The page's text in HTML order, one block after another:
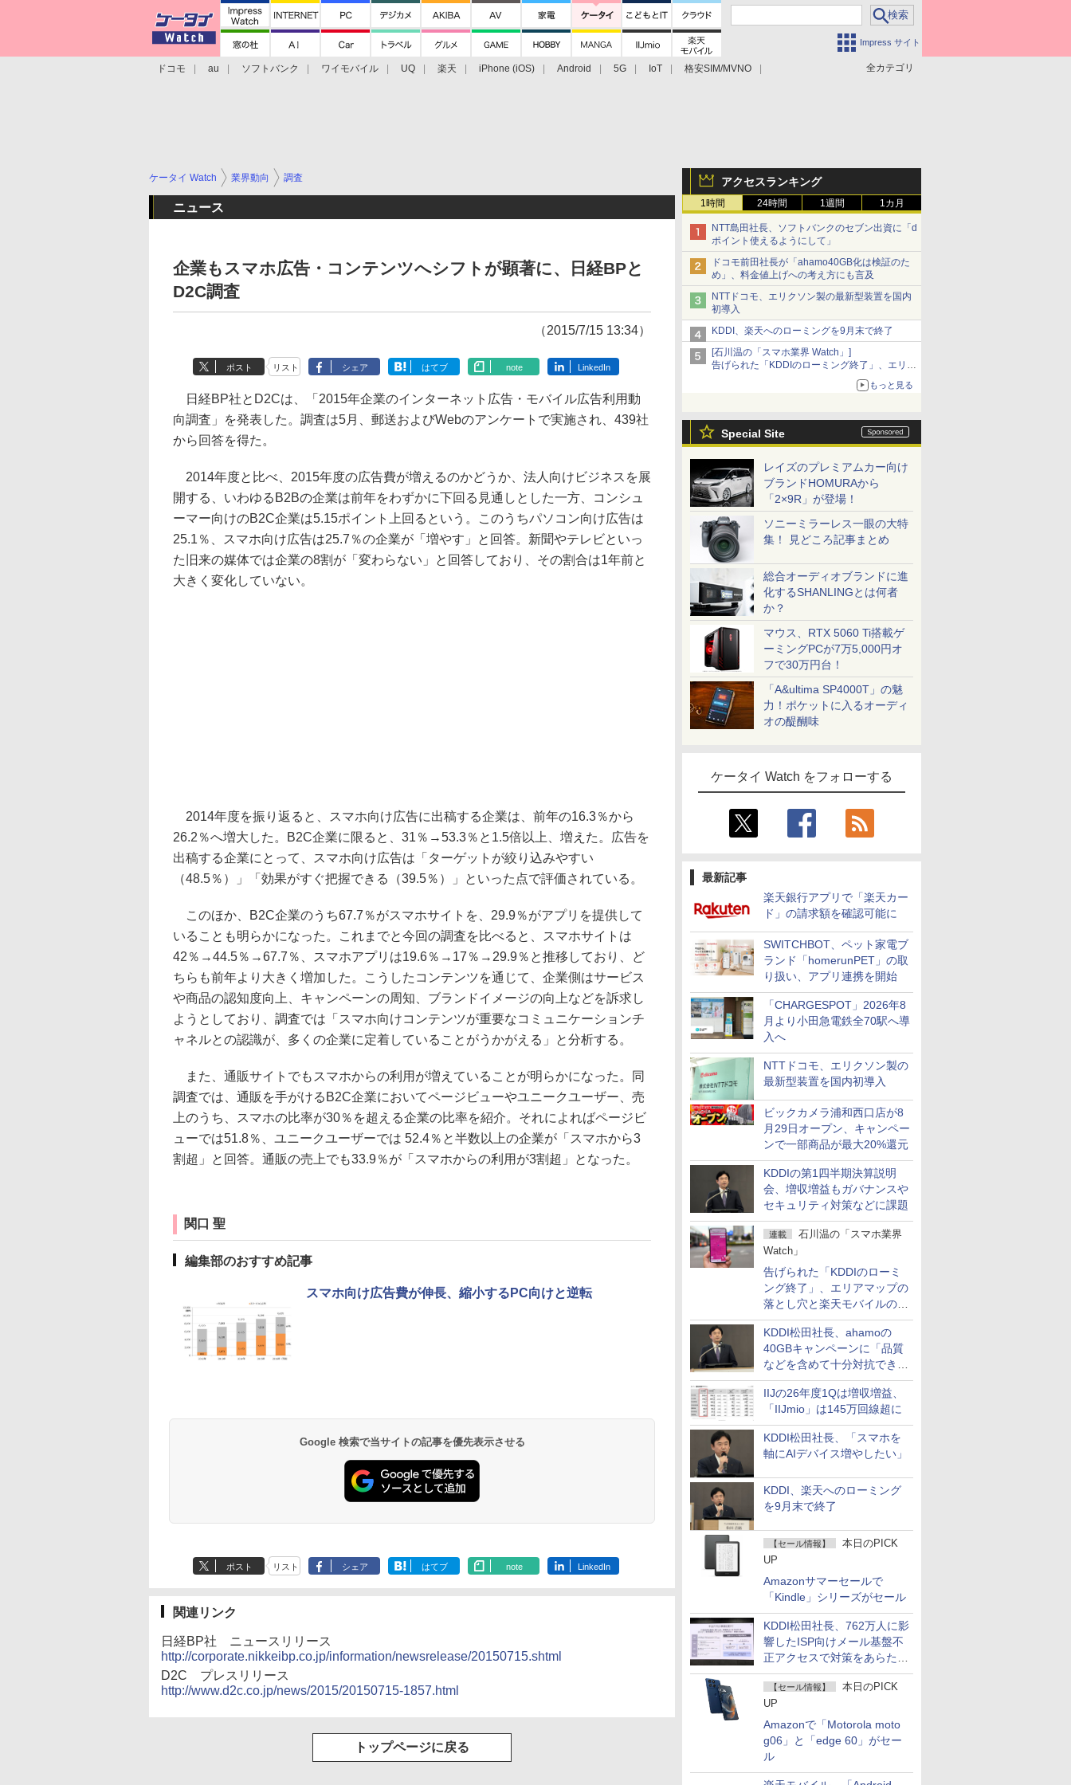
Impress サイト
全カテゴリ
ドコモ au ソフトバンク ワイモバイル UQ 楽天 iPhone (iOS) Android 5G IoT
格安SIM/MVNO
アクセスランキング
1時間 24時間 1週間 1カ月
NTT島田社長、ソフトバンクのセブン出資に「d
ポイント使えるようにして」
ドコモ前田社長が「ahamo40GB化は検証のた
め」、料金値上げへの考え方にも言及
NTTドコモ、エリクソン製の最新型装置を国内
初導入
KDDI、楽天へのローミングを9月末で終了
[石川温の「スマホ業界 Watch」]
告げられた「KDDIのローミング終了」、エリア
マップの落とし穴と楽天モバイルの課題
もっと見る
Special Site
レイズのプレミアムカー向け
ブランドHOMURAから
「2×9R」が登場！
ソニーミラーレス一眼の大特
集！ 見どころ記事まとめ
総合オーディオブランドに進
化するSHANLINGとは何者
か？
マウス、RTX 5060 Ti搭載ゲ
ーミングPCが7万5,000円オ
フで30万円台！
「A&ultima SP4000T」の魅
力！ポケットに入るオーディ
オの醍醐味
ケータイ Watch をフォローする
最新記事
楽天銀行アプリで「楽天カー
ド」の請求額を確認可能に
SWITCHBOT、ペット家電ブ
ランド「homerunPET」の取
り扱い、アプリ連携を開始
「CHARGESPOT」2026年8
月より小田急電鉄全70駅へ導
入へ
NTTドコモ、エリクソン製の
最新型装置を国内初導入
ビックカメラ浦和西口店が8
月29日オープン、キャンペー
ンで一部商品が最大20%還元
KDDIの第1四半期決算説明
会、増収増益もガバナンスや
セキュリティ対策などに課題
連載
石川温の「スマホ業界
Watch」
告げられた「KDDIのローミ
ング終了」、エリアマップの
落とし穴と楽天モバイルの課
題
KDDI松田社長、ahamoの
40GBキャンペーンに「品質
などを含めて十分対抗でき
る」
IIJの26年度1Qは増収増益、
「IIJmio」は145万回線超に
KDDI松田社長、「スマホを
軸にAIデバイス増やしたい」
KDDI、楽天へのローミング
を9月末で終了
【セール情報】
本日のPICK
UP
Amazonサマーセールで
「Kindle」シリーズがセール
KDDI松田社長、762万人に影
響したISP向けメール基盤不
正アクセスで対策をあらため
て説明
【セール情報】
本日のPICK
UP
Amazonで「Motorola moto
g06」と「edge 60」がセー
ル
ケータイ Watch 業界動向 調査
ニュース
企業もスマホ広告・コンテンツへシフトが顕著に、日経BPと
D2C調査
（2015/7/15 13:34）
ポスト リスト シェア はてブ note LinkedIn
日経BP社とD2Cは、「2015年企業のインターネット広告・モバイル広告利用動
向調査」を発表した。調査は5月、郵送およびWebのアンケートで実施され、439社
から回答を得た。
2014年度と比べ、2015年度の広告費が増えるのかどうか、法人向けビジネスを展
開する、いわゆるB2Bの企業は前年をわずかに下回る見通しとした一方、コンシュ
ーマー向けのB2C企業は5.15ポイント上回るという。このうちパソコン向け広告は
25.1％、スマホ向け広告は25.7％の企業が「増やす」と回答。新聞やテレビといっ
た旧来の媒体では企業の8割が「変わらない」と回答しており、その割合は1年前と
大きく変化していない。
2014年度を振り返ると、スマホ向け広告に出稿する企業は、前年の16.3％から
26.2％へ増大した。B2C企業に限ると、31％→53.3％と1.5倍以上、増えた。広告を
出稿する企業にとって、スマホ向け広告は「ターゲットが絞り込みやすい
（48.5％）」「効果がすぐ把握できる（39.5％）」といった点で評価されている。
このほか、B2C企業のうち67.7％がスマホサイトを、29.9％がアプリを提供して
いることも明らかになった。これまでと今回の調査を比べると、スマホサイトは
42％→44.5％→67.7％、スマホアプリは19.6％→17％→29.9％と推移しており、ど
ちらも前年より大きく増加した。こうしたコンテンツを通じて、企業側はサービス
や商品の認知度向上、キャンペーンの周知、ブランドイメージの向上などを訴求し
ようとしており、調査では「スマホ向けコンテンツが重要なコミュニケーションチ
ャネルとの認識が、多くの企業に定着していることがうかがえる」と分析する。
また、通販サイトでもスマホからの利用が増えていることが明らかになった。同
調査では、通販を手がけるB2C企業においてページビューやユニークユーザー、売
上のうち、スマホの比率が30％を超える企業の比率を紹介。それによればページビ
ューでは51.8％、ユニークユーザーでは 52.4％と半数以上の企業が「スマホから3
割超」と回答。通販の売上でも33.9％が「スマホからの利用が3割超」となった。
関口 聖
編集部のおすすめ記事
スマホ向け広告費が伸長、縮小するPC向けと逆転
Google 検索で当サイトの記事を優先表示させる
ポスト リスト シェア はてブ note LinkedIn
関連リンク
日経BP社 ニュースリリース
http://corporate.nikkeibp.co.jp/information/newsrelease/20150715.shtml
D2C プレスリリース
http://www.d2c.co.jp/news/2015/20150715-1857.html
トップページに戻る